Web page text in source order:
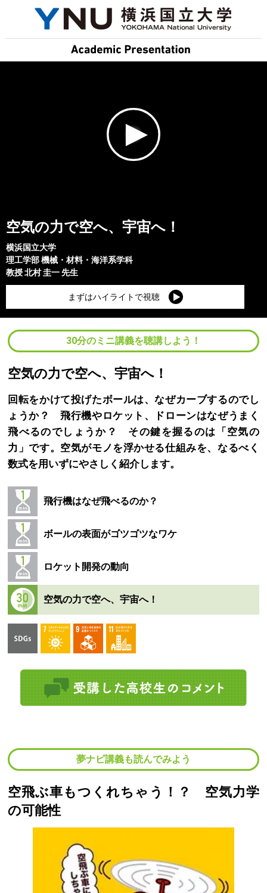
空気の力で空へ、宇宙へ！
横浜国立大学
理工学部機械・材料・海洋系学科
教授北村 圭一先生
まずはハイライトで視聴
30分のミニ講義を聴講しよう！
空気の力で空へ、宇宙へ！
回転をかけて投げたボールは、なぜカーブするのでし
ょうか？ 飛行機やロケット、ドローンはなぜうまく
飛べるのでしょうか？ その鍵を握るのは「空気の
力」です。空気がモノを浮かせる仕組みを、なるべく
数式を用いずにやさしく紹介します。
飛行機はなぜ飛べるのか？
ボールの表面がゴツゴツなワケ
ロケット開発の動向
空気の力で空へ、宇宙へ！
夢ナビ講義も読んでみよう
空飛ぶ車もつくれちゃう！？ 空気力学
の可能性